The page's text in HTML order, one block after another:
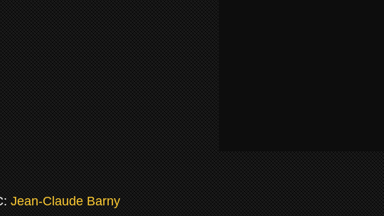
Jean-Claude Barny